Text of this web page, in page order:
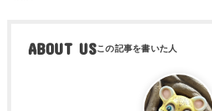
ABOUT US